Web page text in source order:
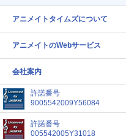
アニメイトタイムズについて
アニメイトのWebサービス
会社案内
許諾番号
9005542009Y56084
許諾番号
005542005Y31018